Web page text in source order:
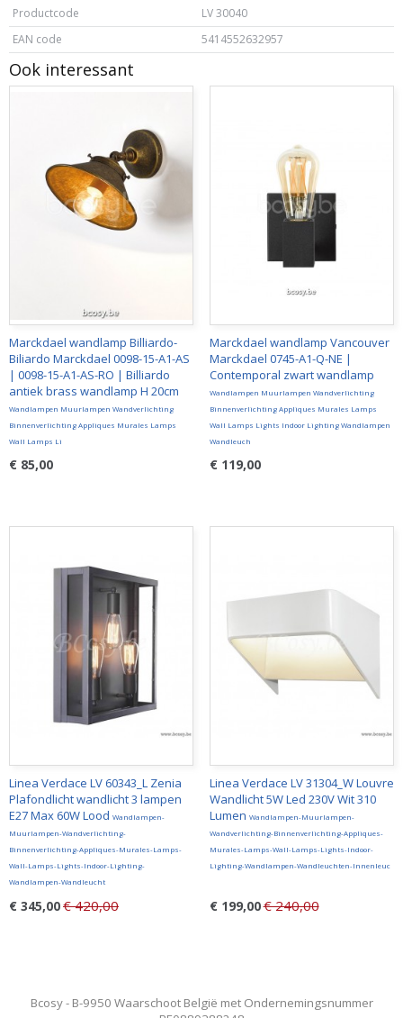
Productcode
LV 30040
EAN code
5414552632957
Ook interessant
Marckdael wandlamp Billiardo-
Biliardo Marckdael 0098-15-A1-AS
| 0098-15-A1-AS-RO | Billiardo
antiek brass wandlamp H 20cm
Wandlampen Muurlampen Wandverlichting
Binnenverlichting Appliques Murales Lamps
Wall Lamps Li
€ 85,00
Marckdael wandlamp Vancouver
Marckdael 0745-A1-Q-NE |
Contemporal zwart wandlamp
Wandlampen Muurlampen Wandverlichting
Binnenverlichting Appliques Murales Lamps
Wall Lamps Lights Indoor Lighting Wandlampen
Wandleuch
€ 119,00
Linea Verdace LV 60343_L Zenia
Plafondlicht wandlicht 3 lampen
E27 Max 60W Lood Wandlampen-
Muurlampen-Wandverlichting-
Binnenverlichting-Appliques-Murales-Lamps-
Wall-Lamps-Lights-Indoor-Lighting-
Wandlampen-Wandleucht
€ 345,00€ 420,00
Linea Verdace LV 31304_W Louvre
Wandlicht 5W Led 230V Wit 310
Lumen Wandlampen-Muurlampen-
Wandverlichting-Binnenverlichting-Appliques-
Murales-Lamps-Wall-Lamps-Lights-Indoor-
Lighting-Wandlampen-Wandleuchten-Innenleuc
€ 199,00€ 240,00
Bcosy - B-9950 Waarschoot België met Ondernemingsnummer